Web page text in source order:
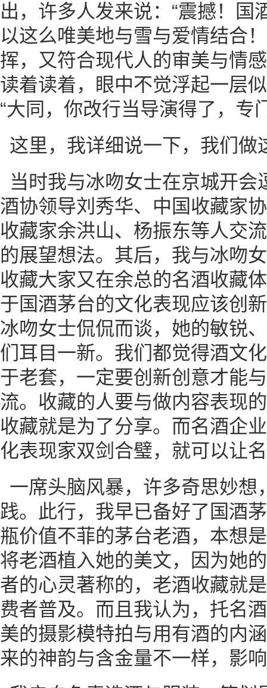
出，许多人发来说：“震撼！国
以这么唯美地与雪与爱情结合
挥，又符合现代人的审美与情
读着读着，眼中不觉浮起一层
“大同，你改行当导演得了，专
这里，我详细说一下，我们做
当时我与冰吻女士在京城开会
酒协领导刘秀华、中国收藏家
收藏家余洪山、杨振东等人交
的展望想法。其后，我与冰吻
收藏大家又在余总的名酒收藏
于国酒茅台的文化表现应该创
冰吻女士侃侃而谈，她的敏锐
们耳目一新。我们都觉得酒文
于老套，一定要创新创意才能
流。收藏的人要与做内容表现
收藏就是为了分享。而名酒企
化表现家双剑合璧，就可以让
一席头脑风暴，许多奇思妙想
践。此行，我早已备好了国酒
瓶价值不菲的茅台老酒，本想
将老酒植入她的美文，因为她
者的心灵著称的，老酒收藏就
费者普及。而且我认为，托名
美的摄影模特拍与用有酒的内
来的神韵与含金量不一样，影